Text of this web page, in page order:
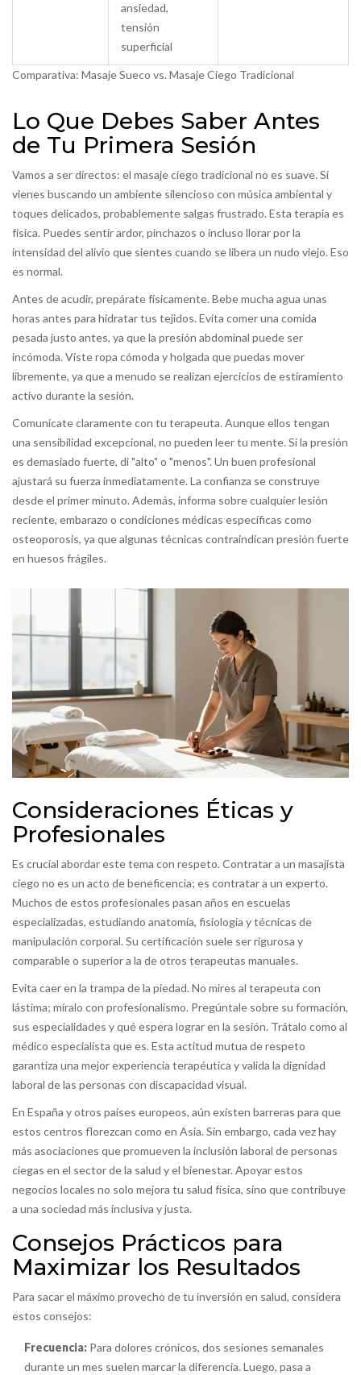
Comparativa: Masaje Sueco vs. Masaje Ciego Tradicional
ansiedad,
tensión
superficial
Lo Que Debes Saber Antes
de Tu Primera Sesión
Vamos a ser directos: el masaje ciego tradicional no es suave. Si
vienes buscando un ambiente silencioso con música ambiental y
toques delicados, probablemente salgas frustrado. Esta terapia es
física. Puedes sentir ardor, pinchazos o incluso llorar por la
intensidad del alivio que sientes cuando se libera un nudo viejo. Eso
es normal.
Antes de acudir, prepárate físicamente. Bebe mucha agua unas
horas antes para hidratar tus tejidos. Evita comer una comida
pesada justo antes, ya que la presión abdominal puede ser
incómoda. Viste ropa cómoda y holgada que puedas mover
libremente, ya que a menudo se realizan ejercicios de estiramiento
activo durante la sesión.
Comunícate claramente con tu terapeuta. Aunque ellos tengan
una sensibilidad excepcional, no pueden leer tu mente. Si la presión
es demasiado fuerte, di "alto" o "menos". Un buen profesional
ajustará su fuerza inmediatamente. La confianza se construye
desde el primer minuto. Además, informa sobre cualquier lesión
reciente, embarazo o condiciones médicas específicas como
osteoporosis, ya que algunas técnicas contraindican presión fuerte
en huesos frágiles.
Consideraciones Éticas y
Profesionales
Es crucial abordar este tema con respeto. Contratar a un masajista
ciego no es un acto de beneficencia; es contratar a un experto.
Muchos de estos profesionales pasan años en escuelas
especializadas, estudiando anatomía, fisiología y técnicas de
manipulación corporal. Su certificación suele ser rigurosa y
comparable o superior a la de otros terapeutas manuales.
Evita caer en la trampa de la piedad. No mires al terapeuta con
lástima; míralo con profesionalismo. Pregúntale sobre su formación,
sus especialidades y qué espera lograr en la sesión. Trátalo como al
médico especialista que es. Esta actitud mutua de respeto
garantiza una mejor experiencia terapéutica y valida la dignidad
laboral de las personas con discapacidad visual.
En España y otros países europeos, aún existen barreras para que
estos centros florezcan como en Asia. Sin embargo, cada vez hay
más asociaciones que promueven la inclusión laboral de personas
ciegas en el sector de la salud y el bienestar. Apoyar estos
negocios locales no solo mejora tu salud física, sino que contribuye
a una sociedad más inclusiva y justa.
Consejos Prácticos para
Maximizar los Resultados
Para sacar el máximo provecho de tu inversión en salud, considera
estos consejos:
Frecuencia: Para dolores crónicos, dos sesiones semanales
durante un mes suelen marcar la diferencia. Luego, pasa a